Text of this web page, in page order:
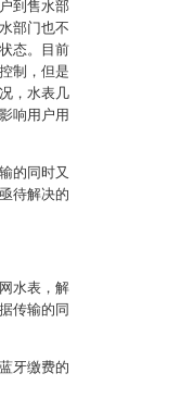
到售水部
部门也不
态。目前
制，但是
，水表几
响用户用
的同时又
待解决的
水表，解
传输的同
牙缴费的